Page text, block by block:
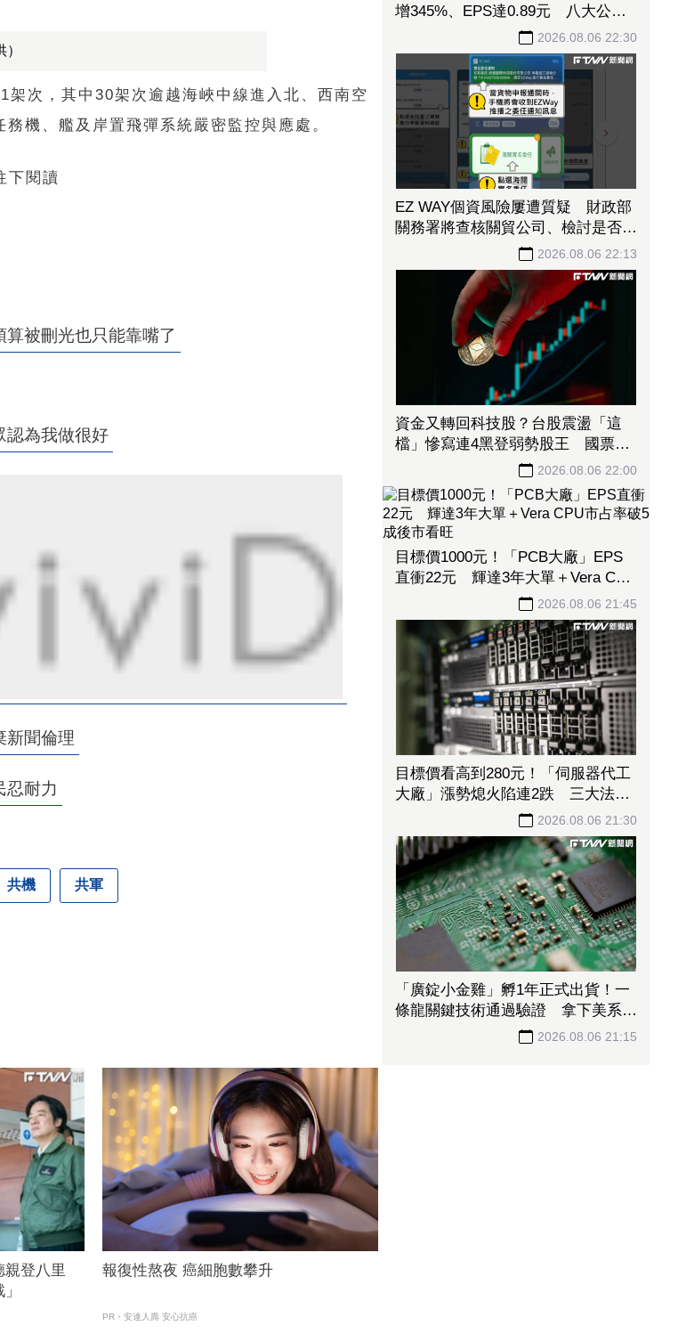
次，其中30架次逾越海峽中線進入北、西南空
機、艦及岸置飛彈系統嚴密監控與應處。
下閱讀
被刪光也只能靠嘴了
為我做很好
新聞倫理
耐力
共機 共軍
親登八里
報復性熬夜 癌細胞數攀升
PR・安達人壽 安心抗癌
增345%、EPS達0.89元 八大公股
2026.08.06 22:30
EZ WAY個資風險屢遭質疑 財政部
關務署將查核關貿公司、檢討是否統
2026.08.06 22:13
資金又轉回科技股？台股震盪「這
檔」慘寫連4黑登弱勢股王 國票
金、潤泰新也淪大盤刀下魂2026.08.06 22:00
目標價1000元！「PCB大廠」EPS
直衝22元 輝達3年大單＋Vera CPU
市占率破5成後市看旺2026.08.06 21:45
目標價看高到280元！「伺服器代工
大廠」漲勢熄火陷連2跌 三大法人
今出清1.1萬張、抽回21億元2026.08.06 21:30
「廣錠小金雞」孵1年正式出貨！一
條龍關鍵技術通過驗證 拿下美系網
2026.08.06 21:15